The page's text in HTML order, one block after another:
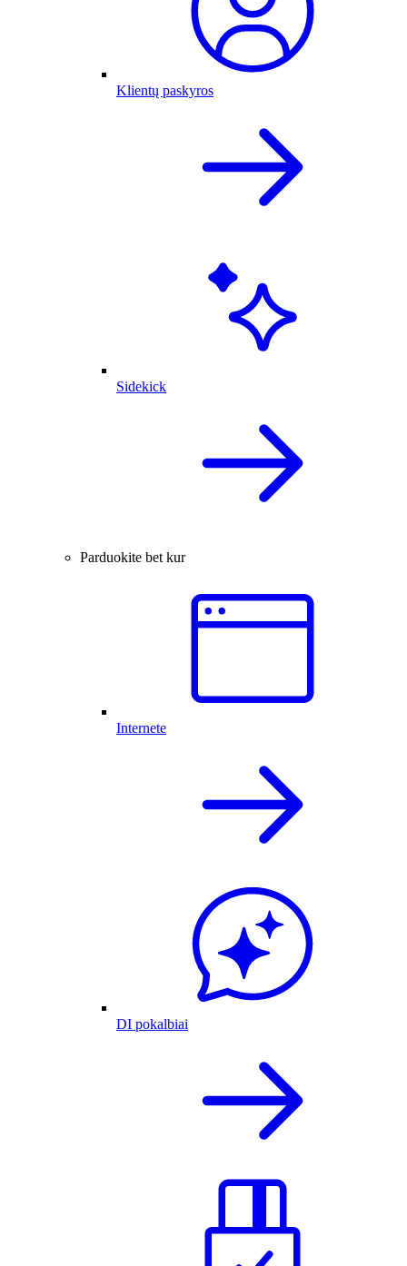
Klientų paskyros
Sidekick
Parduokite bet kur
Internete
DI pokalbiai